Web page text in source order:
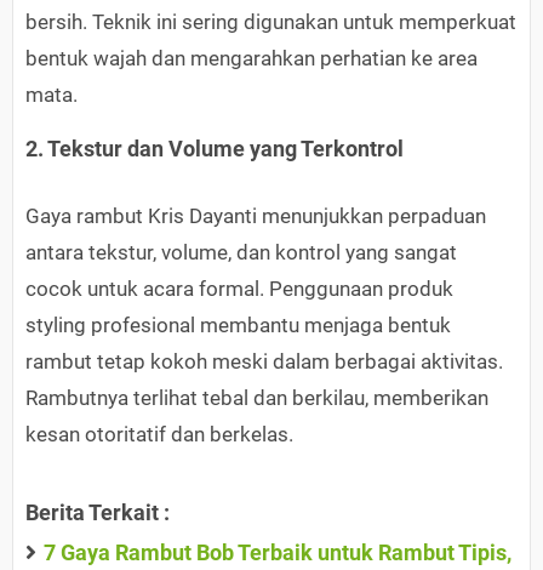
bersih. Teknik ini sering digunakan untuk memperkuat
bentuk wajah dan mengarahkan perhatian ke area
mata.
2. Tekstur dan Volume yang Terkontrol
Gaya rambut Kris Dayanti menunjukkan perpaduan
antara tekstur, volume, dan kontrol yang sangat
cocok untuk acara formal. Penggunaan produk
styling profesional membantu menjaga bentuk
rambut tetap kokoh meski dalam berbagai aktivitas.
Rambutnya terlihat tebal dan berkilau, memberikan
kesan otoritatif dan berkelas.
Berita Terkait :
7 Gaya Rambut Bob Terbaik untuk Rambut Tipis,